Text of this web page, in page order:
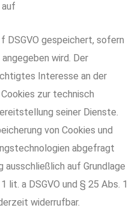
DSGVO gespeichert, sofern
wird. Der
Interesse an der
zur technisch
seiner Dienste.
von Cookies und
abgefragt
auf Grundlage
lit. a DSGVO und § 25 Abs. 1
widerrufbar.